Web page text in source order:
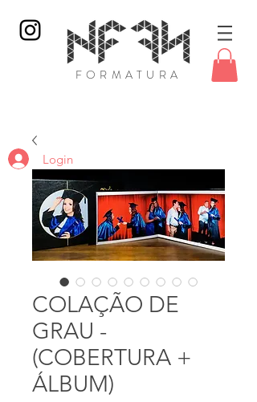
FORMATURA
Login
COLAÇÃO DE
GRAU -
(COBERTURA +
ÁLBUM)